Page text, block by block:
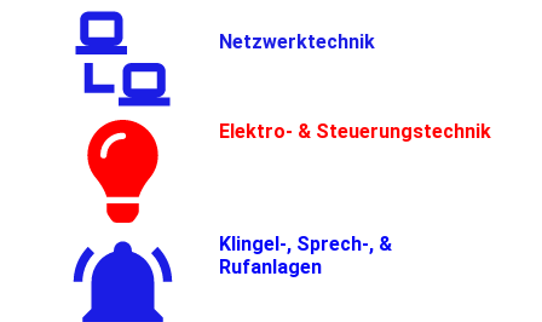
Netzwerktechnik
Elektro- & Steuerungstechnik
Klingel-, Sprech-, &
Rufanlagen